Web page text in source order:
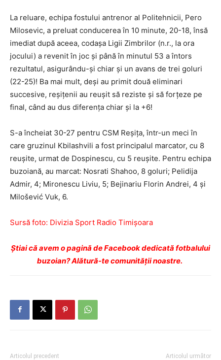
La reluare, echipa fostului antrenor al Politehnicii, Pero
Milosevic, a preluat conducerea în 10 minute, 20-18, însă
imediat după aceea, codașa Ligii Zimbrilor (n.r., la ora
jocului) a revenit în joc și până în minutul 53 a întors
rezultatul, asigurându-și chiar și un avans de trei goluri
(22-25)! Ba mai mult, deși au primit două eliminari
succesive, reșițenii au reușit să reziste și să forțeze pe
final, când au dus diferența chiar și la +6!
S-a încheiat 30-27 pentru CSM Reșița, într-un meci în
care gruzinul Kbilashvili a fost principalul marcator, cu 8
reușite, urmat de Dospinescu, cu 5 reușite. Pentru echipa
buzoiană, au marcat: Nosrati Shahoo, 8 goluri; Pelidija
Admir, 4; Mironescu Liviu, 5; Bejinariu Florin Andrei, 4 şi
Milošević Vuk, 6.
Sursă foto: Divizia Sport Radio Timişoara
Ştiai că avem o pagină de Facebook dedicată fotbalului
buzoian? Alătură-te comunității noastre.
Articolul precedent Articolul următor